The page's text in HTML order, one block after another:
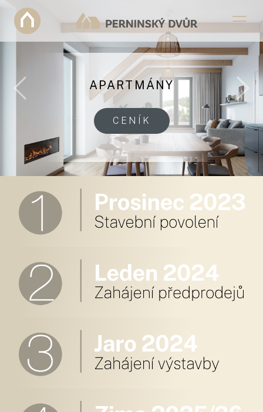
APARTMÁNY
CENÍK
Previous